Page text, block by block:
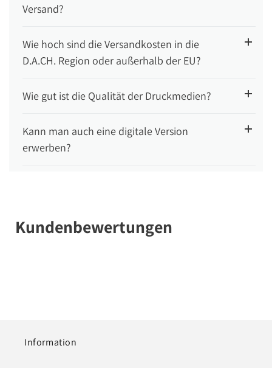
Versand?
Wie hoch sind die Versandkosten in die
D.A.CH. Region oder außerhalb der EU?
Wie gut ist die Qualität der Druckmedien?
Kann man auch eine digitale Version
erwerben?
Kundenbewertungen
Information